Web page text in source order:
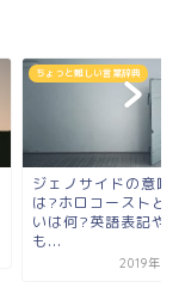
ちょっと難しい言葉辞典
ジェノサイドの意味
は?ホロコーストと
いは何?英語表記や
も...
2019年3